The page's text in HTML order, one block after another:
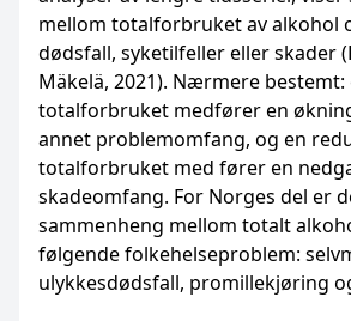
mellom totalforbruket av alkohol
dødsfall, syketilfeller eller skader
Mäkelä, 2021). Nærmere
totalforbruket medfører en
annet problemomfang, og en
totalforbruket med fører en
skadeomfang. For Norges del er
sammenheng mellom totalt
følgende folkehelseproblem:
ulykkesdødsfall, promillekjøring